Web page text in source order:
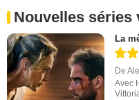
Nouvelles séries
La
De
Avec